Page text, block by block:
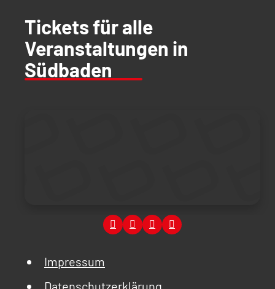
Tickets für alle
Veranstaltungen in
Südbaden
Impressum
Datenschutzerklärung